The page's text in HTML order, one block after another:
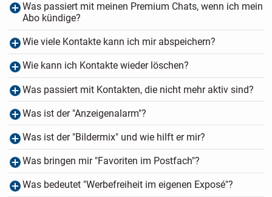
Was passiert mit meinen Premium Chats, wenn ich mein
Abo kündige?
Wie viele Kontakte kann ich mir abspeichern?
Wie kann ich Kontakte wieder löschen?
Was passiert mit Kontakten, die nicht mehr aktiv sind?
Was ist der "Anzeigenalarm"?
Was ist der "Bildermix" und wie hilft er mir?
Was bringen mir "Favoriten im Postfach"?
Was bedeutet "Werbefreiheit im eigenen Exposé"?